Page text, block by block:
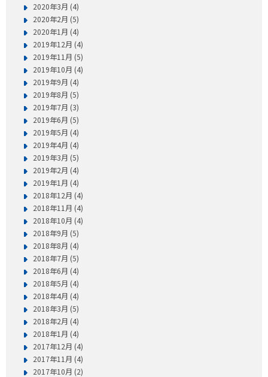
2020年3月 (4)
2020年2月 (5)
2020年1月 (4)
2019年12月 (4)
2019年11月 (5)
2019年10月 (4)
2019年9月 (4)
2019年8月 (5)
2019年7月 (3)
2019年6月 (5)
2019年5月 (4)
2019年4月 (4)
2019年3月 (5)
2019年2月 (4)
2019年1月 (4)
2018年12月 (4)
2018年11月 (4)
2018年10月 (4)
2018年9月 (5)
2018年8月 (4)
2018年7月 (5)
2018年6月 (4)
2018年5月 (4)
2018年4月 (4)
2018年3月 (5)
2018年2月 (4)
2018年1月 (4)
2017年12月 (4)
2017年11月 (4)
2017年10月 (2)